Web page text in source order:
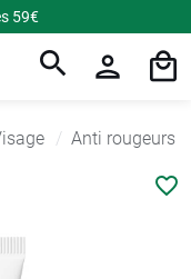
59€
Anti rougeurs